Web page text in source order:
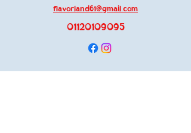
flavorland61@gmail.com
01120109095